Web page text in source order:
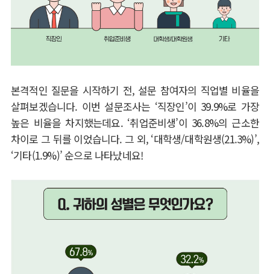
본격적인 질문을 시작하기 전, 설문 참여자의 직업별 비율을
살펴보겠습니다. 이번 설문조사는 ‘직장인’이 39.9%로 가장
높은 비율을 차지했는데요. ‘취업준비생’이 36.8%의 근소한
차이로 그 뒤를 이었습니다. 그 외, ‘대학생/대학원생(21.3%)’,
‘기타(1.9%)’순으로 나타났네요!